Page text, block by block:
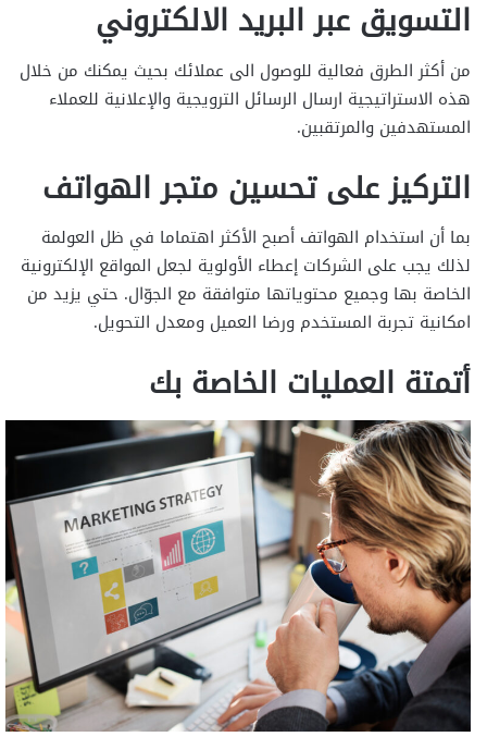
التسويق عبر البريد الالكتروني
من أكثر الطرق فعالية للوصول الى عملائك بحيث يمكنك من خلال
هذه الاستراتيجية ارسال الرسائل الترويجية والإعلانية للعملاء
المستهدفين والمرتقبين.
التركيز على تحسين متجر الهواتف
بما أن استخدام الهواتف أصبح الأكثر اهتماما في ظل العولمة
لذلك يجب على الشركات إعطاء الأولوية لجعل المواقع الإلكترونية
الخاصة بها وجميع محتوياتها متوافقة مع الجوّال. حتي يزيد من
امكانية تجربة المستخدم ورضا العميل ومعدل التحويل.
أتمتة العمليات الخاصة بك